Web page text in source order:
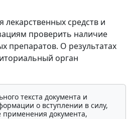
средств и
проверить наличие
препаратов. О результатах
орган
текста документа и
о вступлении в силу,
применения документа,